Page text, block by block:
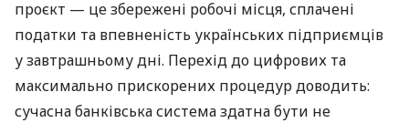
проєкт — це збережені робочі місця, сплачені
податки та впевненість українських підприємців
у завтрашньому дні. Перехід до цифрових та
максимально прискорених процедур доводить:
сучасна банківська система здатна бути не